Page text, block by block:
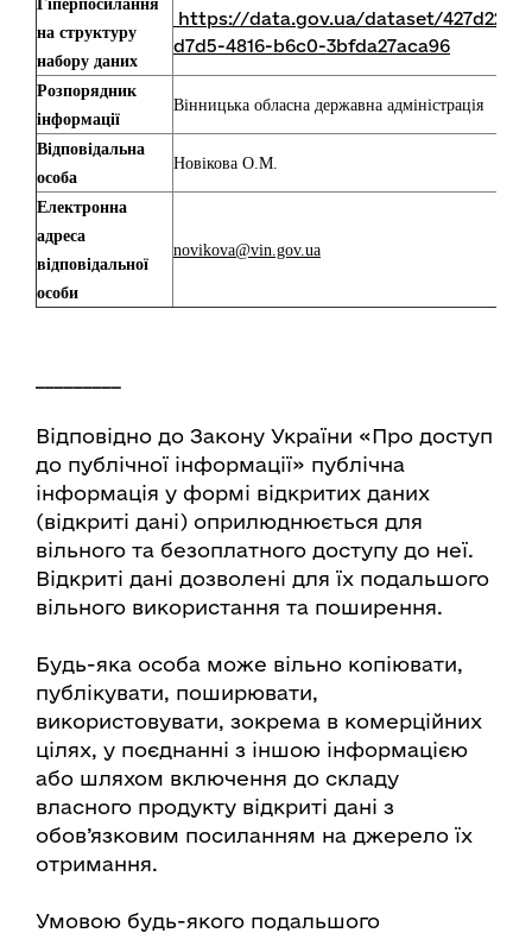
Гіперпосилання
на структуру
набору даних
https://data.gov.ua/dataset/427d2253-
d7d5-4816-b6c0-3bfda27aca96
Розпорядник
інформації
Вінницька обласна державна адміністрація
Відповідальна
особа
Новікова О.М.
Електронна
адреса
відповідальної
особи
novikova@vin.gov.ua
Відповідно до Закону України «Про доступ
до публічної інформації» публічна
інформація у формі відкритих даних
(відкриті дані) оприлюднюється для
вільного та безоплатного доступу до неї.
Відкриті дані дозволені для їх подальшого
вільного використання та поширення.
Будь-яка особа може вільно копіювати,
публікувати, поширювати,
використовувати, зокрема в комерційних
цілях, у поєднанні з іншою інформацією
або шляхом включення до складу
власного продукту відкриті дані з
обов’язковим посиланням на джерело їх
отримання.
Умовою будь-якого подальшого